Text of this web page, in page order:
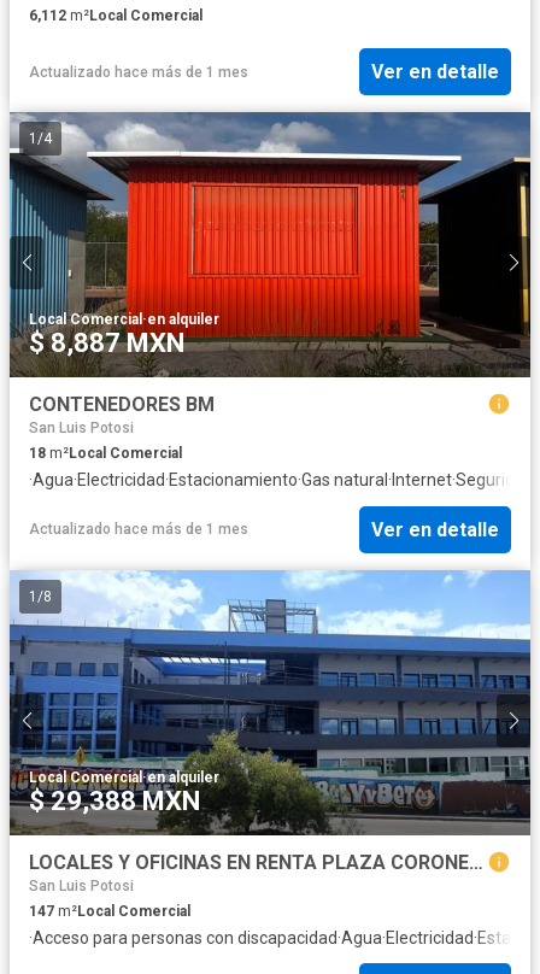
6,112 m²Local Comercial
Actualizado hace más de 1 mes Ver en detalle
1 /4
Local Comercial ·en alquiler
$ 8,887 MXN
CONTENEDORES BM
San Luis Potosi
18 m²Local Comercial
·Agua·Electricidad·Estacionamiento·Gas natural · Internet·Seguridad
Actualizado hace más de 1 mes Ver en detalle
1 /8
Local Comercial·en alquiler
$ 29,388 MXN
LOCALES Y OFICINAS EN RENTA PLAZA CORONEL ROMERO
San Luis Potosi
147 m²Local Comercial
·Acceso para personas con discapacidad·Agua·Electricidad·